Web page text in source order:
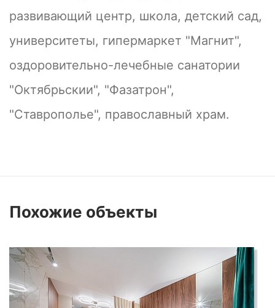
развивающий центр, школа, детский сад,
университеты, гипермаркет "Магнит",
оздоровительно-лечебные санатории
"Октябрьскии", "Фазатрон",
"Ставрополье", православный храм.
Похожие объекты